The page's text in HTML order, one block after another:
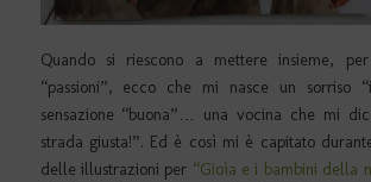
Quando si riescono a mettere insieme,
“passioni”, ecco che mi nasce un sorriso
sensazione “buona”… una vocina che mi
strada giusta!”. Ed è così mi è capitato
delle illustrazioni per “Gioìa e i bambini della